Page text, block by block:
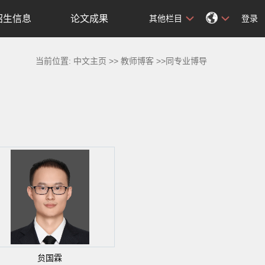
生信息 论文成果 其他栏目 登录
当前位置: 中文主页 >>教师博客 >>同专业博导
贠国霖